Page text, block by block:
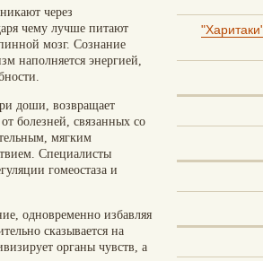
через
чему лучше питают
мозг. Сознание
наполняется энергией,
доши, возвращает
болезней, связанных со
мягким
Специалисты
гомеостаза и
одновременно избавляя
сказывается на
органы чувств, а